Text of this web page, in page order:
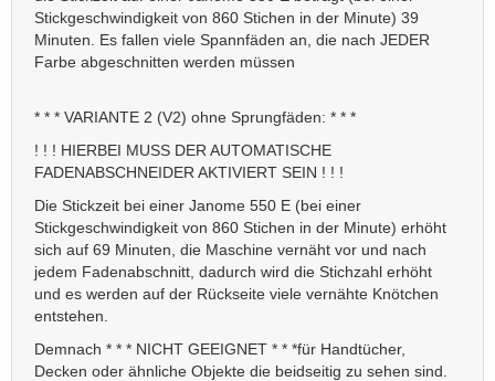
Stickgeschwindigkeit von 860 Stichen in der Minute) 39
Minuten. Es fallen viele Spannfäden an, die nach JEDER
Farbe abgeschnitten werden müssen
* * * VARIANTE 2 (V2) ohne Sprungfäden: * * *
! ! ! HIERBEI MUSS DER AUTOMATISCHE
FADENABSCHNEIDER AKTIVIERT SEIN ! ! !
Die Stickzeit bei einer Janome 550 E (bei einer
Stickgeschwindigkeit von 860 Stichen in der Minute) erhöht
sich auf 69 Minuten, die Maschine vernäht vor und nach
jedem Fadenabschnitt, dadurch wird die Stichzahl erhöht
und es werden auf der Rückseite viele vernähte Knötchen
entstehen.
Demnach * * * NICHT GEEIGNET * * *für Handtücher,
Decken oder ähnliche Objekte die beidseitig zu sehen sind.